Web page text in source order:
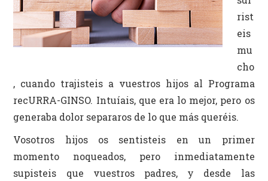
Actividades Campus
rist
eis
mu
cho
, cuando trajisteis a vuestros hijos al Programa
recURRA-GINSO. Intuíais, que era lo mejor, pero os
generaba dolor separaros de lo que más queréis.
Vosotros hijos os sentisteis en un primer
momento noqueados, pero inmediatamente
supisteis que vuestros padres, y desde las